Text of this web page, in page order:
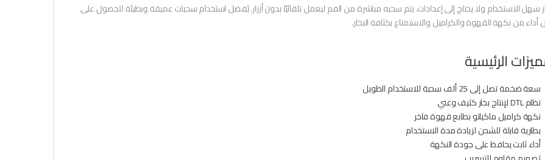
سهل الاستخدام ولا يحتاج إلى إعدادات. يتم سحبه مباشرة من الفم ليعمل تلقائيًا بدون أزرار. يُفضل استخدام سحبات عميقة وبطيئة للحصول على
من نكهة القهوة والكراميل والاستمتاع بكثافة البخار.
الرئيسية
سعة ضخمة تصل إلى 25 ألف سحبة للاستخدام الطويل
نظام DTL لإنتاج بخار كثيف وغني
نكهة كراميل ماكياتو بطابع قهوة فاخر
بطارية قابلة للشحن لزيادة مدة الاستخدام
أداء ثابت يحافظ على جودة النكهة